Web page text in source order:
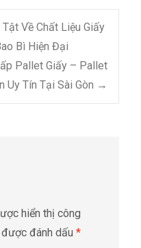
Về Chất Liệu Giấy
Bì Hiện Đại
Pallet Giấy – Pallet
Uy Tín Tại Sài Gòn →
hiển thị công
đánh dấu *